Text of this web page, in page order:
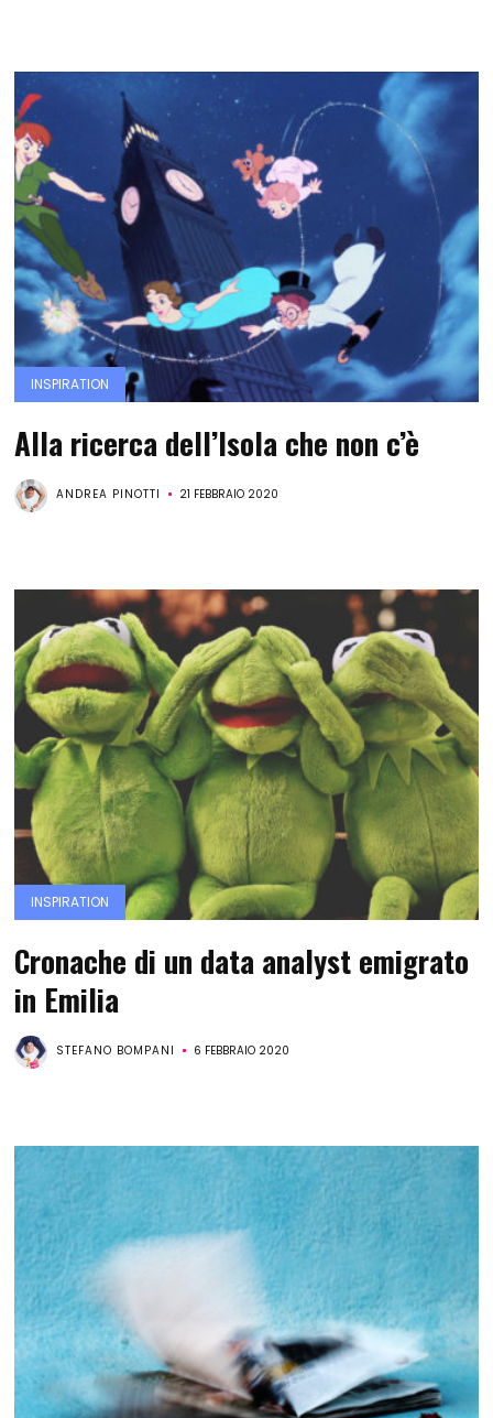
INSPIRATION
Alla ricerca dell’Isola che non c’è
ANDREA PINOTTI 21 FEBBRAIO 2020
INSPIRATION
Cronache di un data analyst emigrato
in Emilia
STEFANO BOMPANI 6 FEBBRAIO 2020